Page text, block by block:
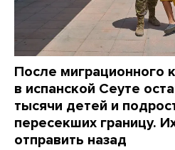
После миграционного
в испанской Сеуте
тысячи детей и
пересекших границу.
отправить назад